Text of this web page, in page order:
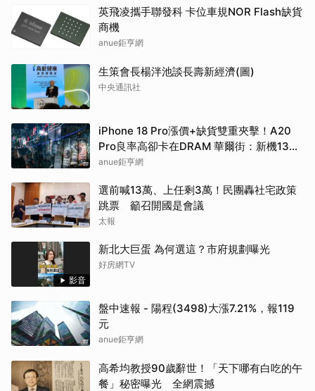
英飛凌攜手聯發科 卡位車規NOR Flash缺貨
商機
anue鉅亨網
生策會長楊泮池談長壽新經濟(圖)
中央通訊社
iPhone 18 Pro漲價+缺貨雙重夾擊！A20
Pro良率高卻卡在DRAM 華爾街：新機1399
美元起跳
anue鉅亨網
選前喊13萬、上任剩3萬！民團轟社宅政策
跳票 籲召開國是會議
太報
影音
新北大巨蛋 為何選這？市府規劃曝光
好房網TV
盤中速報 - 陽程(3498)大漲7.21%，報119
元
anue鉅亨網
高希均教授90歲辭世！「天下哪有白吃的午
餐」秘密曝光 全網震撼